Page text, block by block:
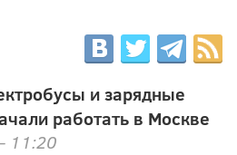
и зарядные
работать в Москве
11:20